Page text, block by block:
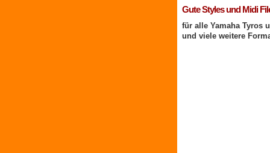
Gute Styles und Midi
für alle Yamaha Tyros
und viele weitere